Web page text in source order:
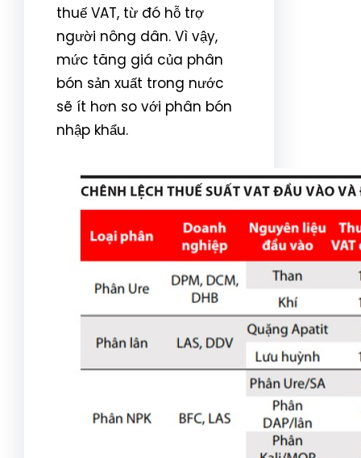
thuế VAT, từ đó hỗ trợ
người nông dân. Vì vậy,
mức tăng giá của phân
bón sản xuất trong nước
sẽ ít hơn so với phân bón
nhập khẩu.